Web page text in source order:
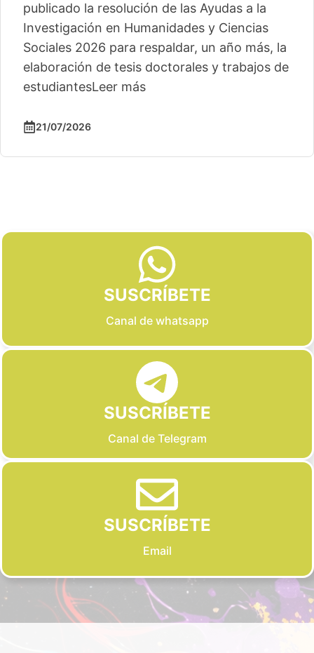
publicado la resolución de las Ayudas a la
Investigación en Humanidades y Ciencias
Sociales 2026 para respaldar, un año más, la
elaboración de tesis doctorales y trabajos de
estudiantesLeer más
21/07/2026
SUSCRÍBETE
Canal de whatsapp
SUSCRÍBETE
Canal de Telegram
SUSCRÍBETE
Email